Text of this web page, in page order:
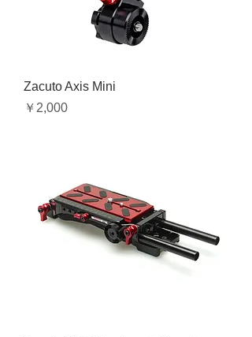
Zacuto Axis Mini
価格
￥2,000